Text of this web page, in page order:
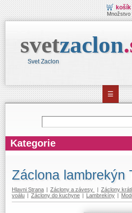
košík
svetzaclon.
Svet Zaclon
☰
Kategorie
Záclona lambrekýn
Hlavni Strana | Záclony a závesy | Záclony
voálu | Záclony do kuchyne | Lambrekíny |